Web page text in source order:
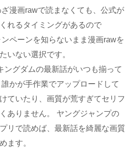
漫画rawで読まなくても、公式が
れるタイミングがあるので
ペーンを知らないまま漫画rawを
いない選択です。
ングダムの最新話がいつも揃って
かが手作業でアップロードして
ていたり、画質が荒すぎてセリフ
ありません。 ヤングジャンプの
リで読めば、最新話を綺麗な画質
ます。